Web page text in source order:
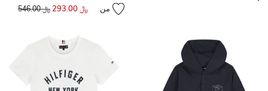
من ﷼ 293.00 سعر مخفض من
﷼ 546.00 إلى